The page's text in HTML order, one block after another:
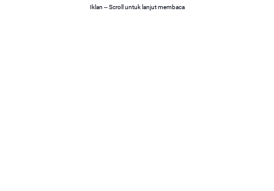
Iklan -- Scroll untuk lanjut membaca